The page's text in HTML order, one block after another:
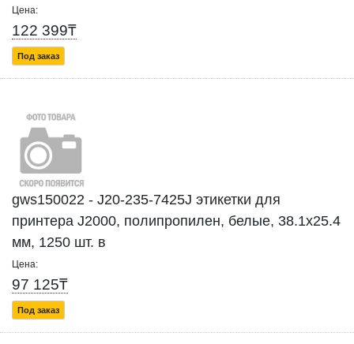
Цена:
122 399₸
Под заказ
gws150022 - J20-235-7425J этикетки для
принтера J2000, полипропилен, белые, 38.1х25.4
мм, 1250 шт. в
Цена:
97 125₸
Под заказ